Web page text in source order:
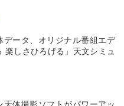
データ、オリジナル番組エデ
楽しさひろげる」天文シミュ
体撮影ソフトがパワーアッ